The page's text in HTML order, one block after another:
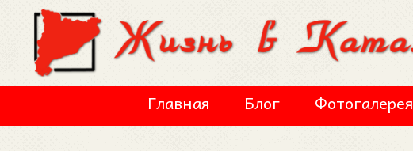
Перейти к основному содержанию
Главная Блог Фотогалерея